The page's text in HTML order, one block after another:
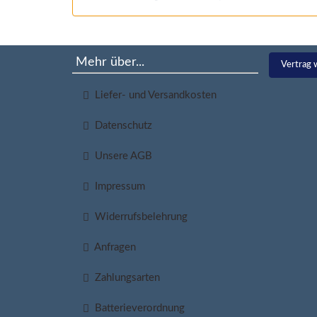
Mehr über...
Liefer- und Versandkosten
Datenschutz
Unsere AGB
Impressum
Widerrufsbelehrung
Anfragen
Zahlungsarten
Batterieverordnung
Vertrag